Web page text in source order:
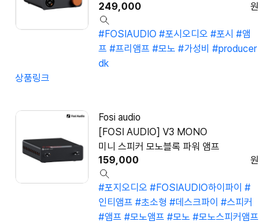
249,000
원
#FOSIAUDIO #포시오디오 #포시 #앰
프 #프리앰프 #모노 #가성비 #producer
dk
상품링크
Fosi audio
[FOSI AUDIO] V3 MONO
미니 스피커 모노블록 파워 앰프
159,000
원
#포지오디오 #FOSIAUDIO하이파이 #
인티앰프 #초소형 #데스크파이 #스피커
#앰프 #모노앰프 #모노 #모노스피커앰프